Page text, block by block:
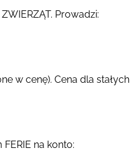
Prowadzi:
w cenę). Cena dla stałych
na konto: